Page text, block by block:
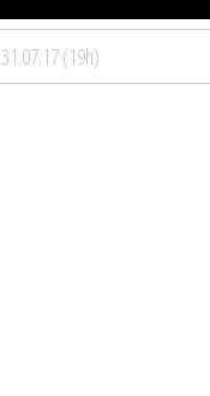
(19h)